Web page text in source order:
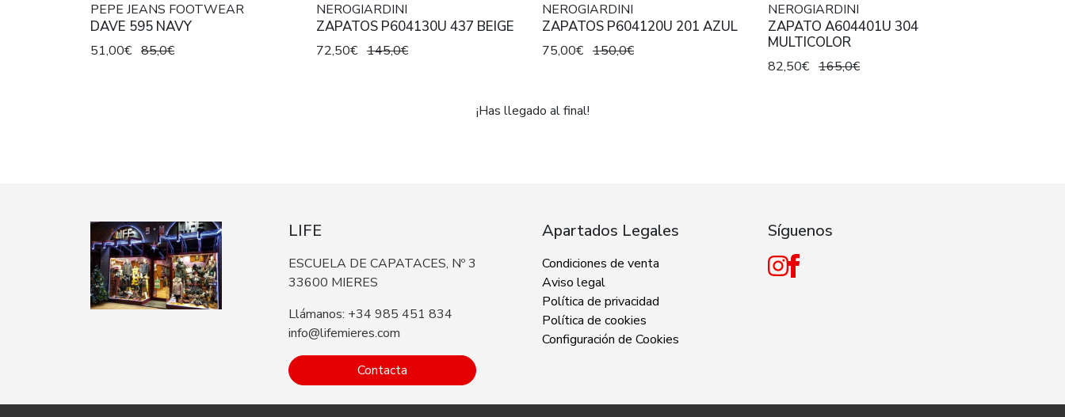
PEPE JEANS FOOTWEAR
DAVE 595 NAVY
51,00€ 85,0€
NEROGIARDINI
ZAPATOS P604130U 437 BEIGE
72,50€ 145,0€
NEROGIARDINI
ZAPATOS P604120U 201 AZUL
75,00€ 150,0€
NEROGIARDINI
ZAPATO A604401U 304
MULTICOLOR
82,50€ 165,0€
¡Has llegado al final!
LIFE
ESCUELA DE CAPATACES, Nº 3
33600 MIERES
Llámanos: +34 985 451 834
info@lifemieres.com
Contacta
Apartados Legales
Condiciones de venta
Aviso legal
Política de privacidad
Política de cookies
Configuración de Cookies
Síguenos